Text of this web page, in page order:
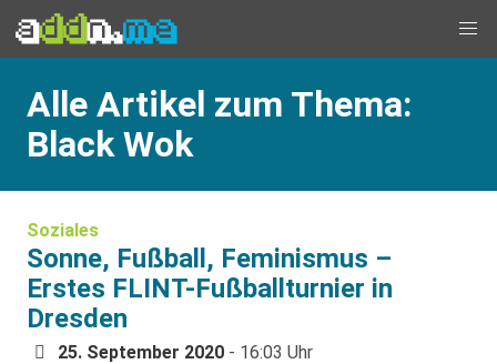
Alle Artikel zum Thema:
Black Wok
Soziales
Sonne, Fußball, Feminismus –
Erstes FLINT-Fußballturnier in
Dresden
25. September 2020 - 16:03 Uhr